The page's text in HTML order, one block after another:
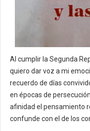
Al cumplir la Segunda
quiero dar voz a mi
recuerdo de días
en épocas de
afinidad el pensamiento
confunde con el de los